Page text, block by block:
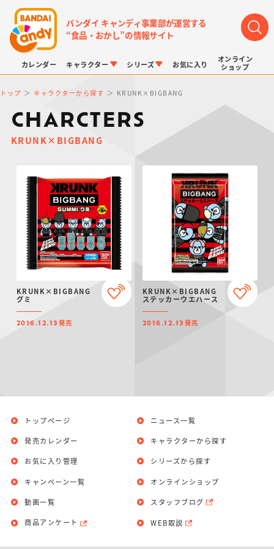
バンダイ キャンディ事業部が運営する
“食品・おかし”の情報サイト
カレンダー キャラクター
仮面ライダーシリー
ズ
ズ
プリキュアシリーズ
ガンダムシリーズ
ドラゴンボール
アンパンマン たまご
シリーズ
チョコサプ
にふぉるめーしょん
＆スクエアシール
ポケモンキッズ
ポケモンスケールワ
ールド
お気に入り
オンライン
ショップ
トップ キャラクターから探す KRUNK×BIGBANG
CHARCTERS
KRUNK×BIGBANG
KRUNK×BIGBANG
グミ
2016.12.13 発売
KRUNK×BIGBANG
ステッカーウエハース
2016.12.13 発売
トップページ
発売カレンダー
お気に入り管理
ニュース一覧
キャラクターから探す
シリーズから探す
キャンペーン一覧
動画一覧
商品アンケート
オンラインショップ
スタッフブログ
WEB取説